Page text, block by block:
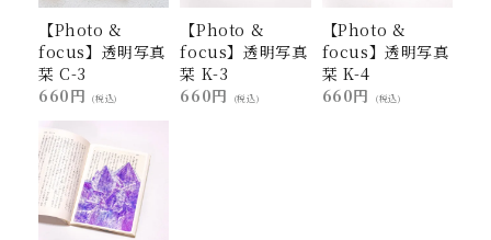
【Photo &
focus】透明写真
栞 C-3
660円
(税込)
【Photo &
focus】透明写真
栞 K-3
660円
(税込)
【Photo &
focus】透明写真
栞 K-4
660円
(税込)